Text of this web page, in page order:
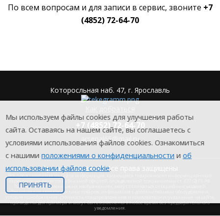
По всем вопросам и для записи в сервис, звоните +7
(4852) 72-64-70
Которосльная наб. 47, г. Ярославль
+7 (4852) 72-64-70
arsenal65@mail.ru
Aрсенал-Сервис © Все права защищены
Вся представленная на сайте информация, касающаяся товаров носит информационный
характер и не является публичной офертой, определяемой положениями ст. 437 (2) ГК РФ.
Товары, представленные на изображениях, могут отличаться от серийных моделей.
Технические характеристики товаров, информация о дополнительном оборудовании,
приведены для примера и могут быть изменены в любое время без предварительного
уведомления.
Мы используем файлы cookies для улучшения работы
сайта. Оставаясь на нашем сайте, вы соглашаетесь с
условиями использования файлов cookies. Ознакомиться
с нашимиположениями о конфиденциальности иоб
использовании файлов cookie.
ПРИНЯТЬ